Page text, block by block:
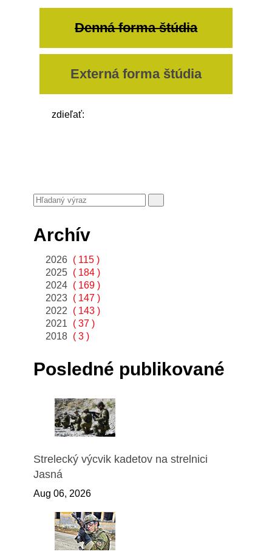
Denná forma štúdia
Externá forma štúdia
zdieľať:
Archív
2026 ( 115 )
2025 ( 184 )
2024 ( 169 )
2023 ( 147 )
2022
( 143 )
2021
( 37 )
2018 ( 3 )
Posledné publikované
Strelecký výcvik kadetov na strelnici
Jasná
Aug 06, 2026